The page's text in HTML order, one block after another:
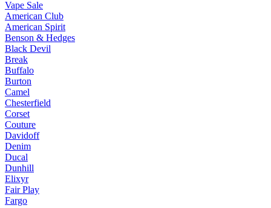
Vape Sale
American Club
American Spirit
Benson & Hedges
Black Devil
Break
Buffalo
Burton
Camel
Chesterfield
Corset
Couture
Davidoff
Denim
Ducal
Dunhill
Elixyr
Fair Play
Fargo